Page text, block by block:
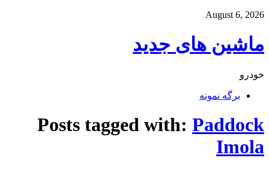
August 6, 2026
ماشین های جدید
خودرو
برگه نمونه
Posts tagged with: Paddock
Imola